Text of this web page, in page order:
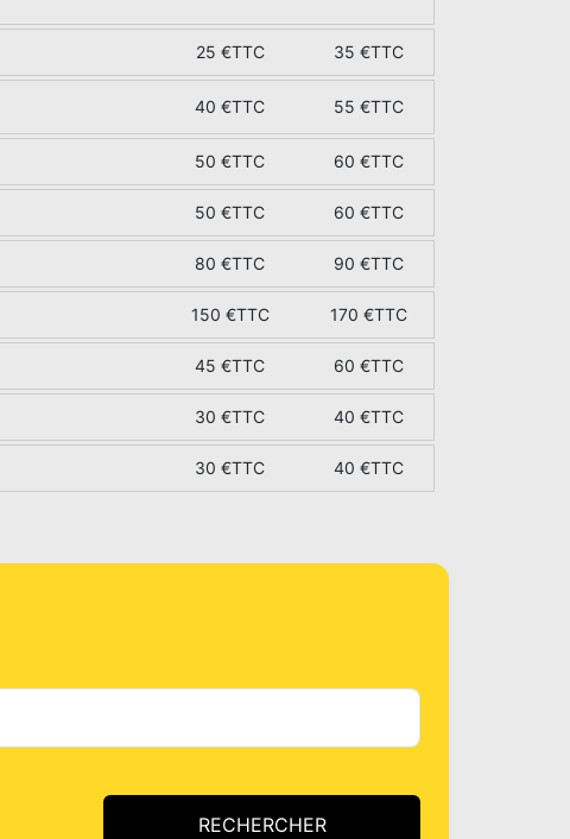
25 €TTC 35 €TTC
40 €TTC 55 €TTC
50 €TTC 60 €TTC
50 €TTC 60 €TTC
80 €TTC 90 €TTC
150 €TTC 170 €TTC
45 €TTC 60 €TTC
30 €TTC 40 €TTC
30 €TTC 40 €TTC
RECHERCHER